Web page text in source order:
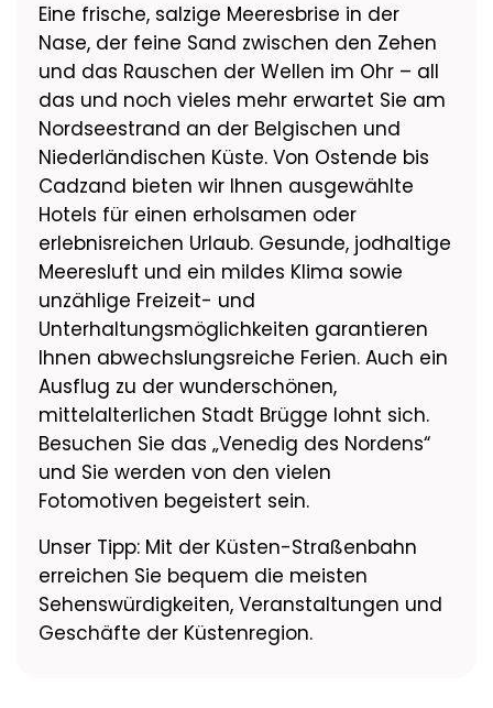
Eine frische, salzige Meeresbrise in der
Nase, der feine Sand zwischen den Zehen
und das Rauschen der Wellen im Ohr – all
das und noch vieles mehr erwartet Sie am
Nordseestrand an der Belgischen und
Niederländischen Küste. Von Ostende bis
Cadzand bieten wir Ihnen ausgewählte
Hotels für einen erholsamen oder
erlebnisreichen Urlaub. Gesunde, jodhaltige
Meeresluft und ein mildes Klima sowie
unzählige Freizeit- und
Unterhaltungsmöglichkeiten garantieren
Ihnen abwechslungsreiche Ferien. Auch ein
Ausflug zu der wunderschönen,
mittelalterlichen Stadt Brügge lohnt sich.
Besuchen Sie das „Venedig des Nordens“
und Sie werden von den vielen
Fotomotiven begeistert sein.
Unser Tipp: Mit der Küsten-Straßenbahn
erreichen Sie bequem die meisten
Sehenswürdigkeiten, Veranstaltungen und
Geschäfte der Küstenregion.